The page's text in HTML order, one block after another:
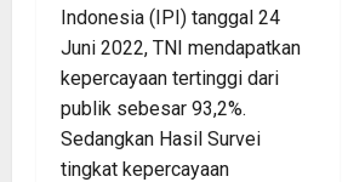
Indonesia (IPI) tanggal 24
Juni 2022, TNI mendapatkan
kepercayaan tertinggi dari
publik sebesar 93,2%.
Sedangkan Hasil Survei
tingkat kepercayaan